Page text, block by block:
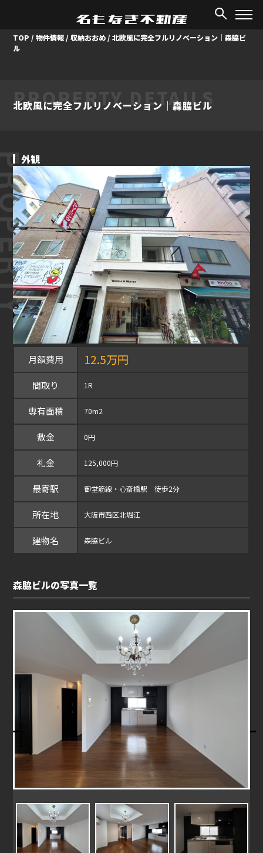
TOP /物件情報 /収納おおめ /北欧風に完全フルリノベーション｜森脇ビ
ル
PROPERTY DETAILS
北欧風に完全フルリノベーション｜森脇ビル
外観
月額費用 12.5万円
間取り 1R
専有面積 70m2
敷金 0円
礼金 125,000円
最寄駅 御堂筋線・心斎橋駅 徒歩2分
所在地 大阪市西区北堀江
建物名 森脇ビル
森脇ビルの写真一覧